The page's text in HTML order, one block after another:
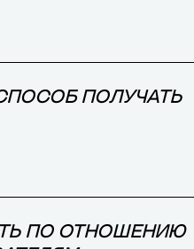
ПОЛУЧАТЬ
ПО ОТНОШЕНИЮ